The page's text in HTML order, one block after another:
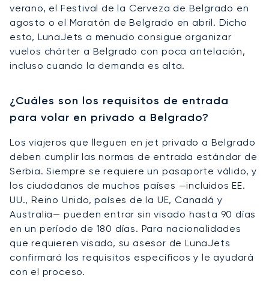
verano, el Festival de la Cerveza de Belgrado en
agosto o el Maratón de Belgrado en abril. Dicho
esto, LunaJets a menudo consigue organizar
vuelos chárter a Belgrado con poca antelación,
incluso cuando la demanda es alta.
¿Cuáles son los requisitos de entrada
para volar en privado a Belgrado?
Los viajeros que lleguen en jet privado a Belgrado
deben cumplir las normas de entrada estándar de
Serbia. Siempre se requiere un pasaporte válido, y
los ciudadanos de muchos países —incluidos EE.
UU., Reino Unido, países de la UE, Canadá y
Australia— pueden entrar sin visado hasta 90 días
en un período de 180 días. Para nacionalidades
que requieren visado, su asesor de LunaJets
confirmará los requisitos específicos y le ayudará
con el proceso.